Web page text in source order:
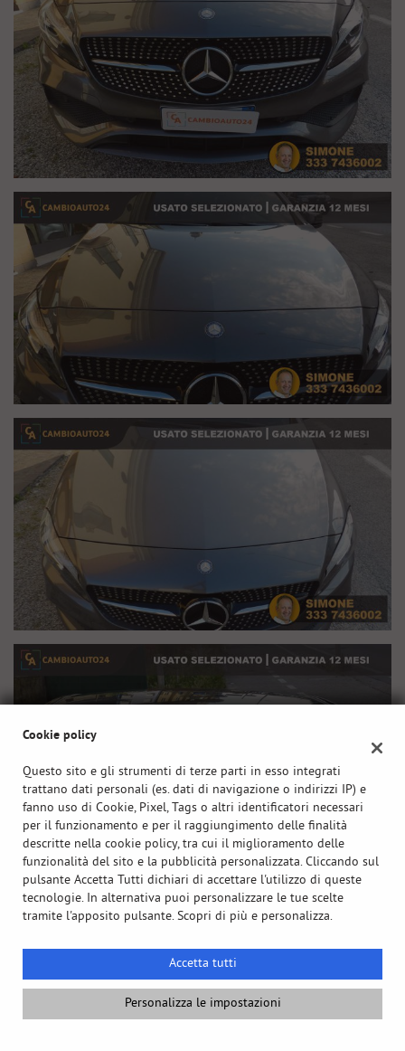
Cookie policy
Questo sito e gli strumenti di terze parti in esso integrati
trattano dati personali (es. dati di navigazione o indirizzi IP) e
fanno uso di Cookie, Pixel, Tags o altri identificatori necessari
per il funzionamento e per il raggiungimento delle finalità
descritte nella cookie policy, tra cui il miglioramento delle
funzionalità del sito e la pubblicità personalizzata. Cliccando sul
pulsante Accetta Tutti dichiari di accettare l'utilizzo di queste
tecnologie. In alternativa puoi personalizzare le tue scelte
tramite l'apposito pulsante. Scopri di più e personalizza.
Accetta tutti
Personalizza le impostazioni